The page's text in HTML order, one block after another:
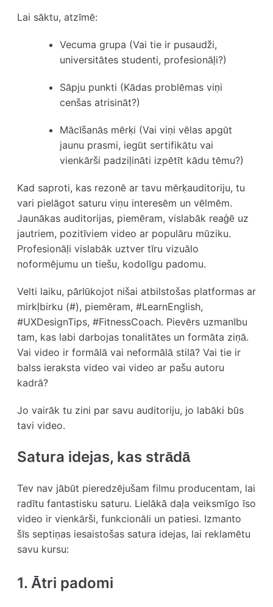
Lai sāktu, atzīmē:
Vecuma grupa (Vai tie ir pusaudži,
universitātes studenti, profesionāļi?)
Sāpju punkti (Kādas problēmas viņi
cenšas atrisināt?)
Mācīšanās mērķi (Vai viņi vēlas apgūt
jaunu prasmi, iegūt sertifikātu vai
vienkārši padziļināti izpētīt kādu tēmu?)
Kad saproti, kas rezonē ar tavu mērķauditoriju, tu
vari pielāgot saturu viņu interesēm un vēlmēm.
Jaunākas auditorijas, piemēram, vislabāk reaģē uz
jautriem, pozitīviem video ar populāru mūziku.
Profesionāļi vislabāk uztver tīru vizuālo
noformējumu un tiešu, kodolīgu padomu.
Velti laiku, pārlūkojot nišai atbilstošas platformas ar
mirkļbirku (#), piemēram, #LearnEnglish,
#UXDesignTips, #FitnessCoach. Pievērs uzmanību
tam, kas labi darbojas tonalitātes un formāta ziņā.
Vai video ir formālā vai neformālā stilā? Vai tie ir
balss ieraksta video vai video ar pašu autoru
kadrā?
Jo vairāk tu zini par savu auditoriju, jo labāki būs
tavi video.
Satura idejas, kas strādā
Tev nav jābūt pieredzējušam filmu producentam, lai
radītu fantastisku saturu. Lielākā daļa veiksmīgo īso
video ir vienkārši, funkcionāli un patiesi. Izmanto
šīs septiņas iesaistošas satura idejas, lai reklamētu
savu kursu:
1. Ātri padomi